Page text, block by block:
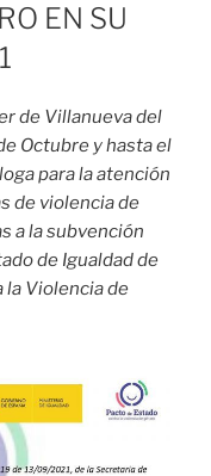
EN SU
de Villanueva del
Octubre y hasta el
para la atención
de violencia de
a la subvención
de Igualdad de
la Violencia de